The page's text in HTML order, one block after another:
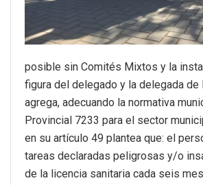
posible sin Comités Mixtos y la
figura del delegado y la delegada de
agrega, adecuando la normativa
Provincial 7233 para el sector
en su artículo 49 plantea que: el
tareas declaradas peligrosas y/o
de la licencia sanitaria cada seis